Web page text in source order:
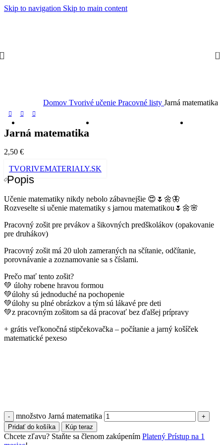
Skip to navigation Skip to main content
0
Domov Tvorivé učenie Pracovné listy Jarná matematika
Jarná matematika
2,50 €
TVORIVEMATERIALY.SK
Popis
Učenie matematiky nikdy nebolo zábavnejšie 😍🌷🌼🦋
Rozveselte si učenie matematiky s jarnou matematikou🌷🌼🌸
Pracovný zošit pre prvákov a šikovných predškolákov (opakovanie
pre druhákov)
Pracovný zošit má 20 uloh zameraných na sčítanie, odčítanie,
porovnávanie a zoznamovanie sa s číslami.
Prečo mať tento zošit?
💚 úlohy robene hravou formou
💚úlohy sú jednoduché na pochopenie
💚úlohy su plné obrázkov a tým sú lákavé pre deti
💚z pracovným zošitom sa dá pracovať bez ďalšej prípravy
+ grátis veľkonočná stipčekovačka – počítanie a jarný košíček
matematické pexeso
množstvo Jarná matematika
Pridať do košíka Kúp teraz
Chcete zľavu? Staňte sa členom zakúpením Platený Prístup na 1